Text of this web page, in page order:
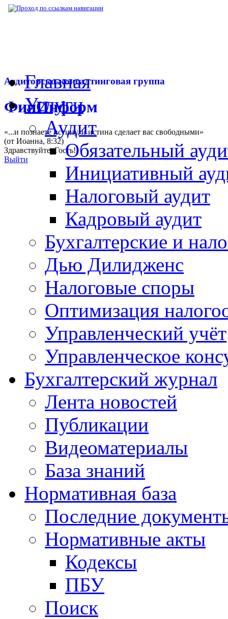
Аудиторско-консалтинговая группа
ФинИнформ
«...и познаете истину, и истина сделает вас свободными»
(от Иоанна, 8:32)
Здравствуйте,Гость!
Выйти
Главная
Услуги
Аудит
Обязательный
Инициативный
Налоговый аудит
Кадровый аудит
Бухгалтерские и
Дью Дилидженс
Налоговые споры
Оптимизация
Управленческий учёт
Управленческое
Бухгалтерский журнал
Лента новостей
Публикации
Видеоматериалы
База знаний
Нормативная база
Последние
Нормативные акты
Кодексы
ПБУ
Поиск